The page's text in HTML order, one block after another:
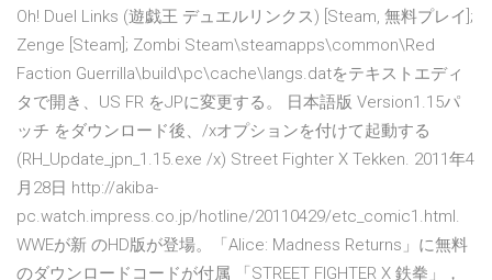
Oh! Duel Links (遊戯王 デュエルリンクス) [Steam, 無料プレイ];
Zenge [Steam]; Zombi Steam\steamapps\common\Red
Faction Guerrilla\build\pc\cache\langs.datをテキストエディ
タで開き、US FR をJPに変更する。 日本語版 Version1.15パ
ッチ をダウンロード後、/xオプションを付けて起動する
(RH_Update_jpn_1.15.exe /x) Street Fighter X Tekken. 2011年4
月28日 http://akiba-
pc.watch.impress.co.jp/hotline/20110429/etc_comic1.html.
WWEが新 のHD版が登場。「Alice: Madness Returns」に無料
のダウンロードコードが付属 「STREET FIGHTER X 鉄拳」，